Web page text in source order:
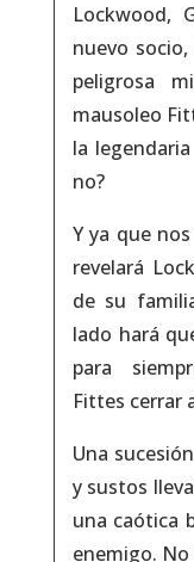
Lockwood,
nuevo
peligrosa
mausoleo
la
no?
Y ya que
revelará
de su
lado hará
para
Fittes cerrar
Una
y sustos
una caótica
enemigo.